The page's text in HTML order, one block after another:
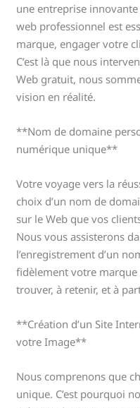
une entreprise
web professionnel est
marque, engager votre
C’est là que nous
Web gratuit, nous
vision en réalité.
**Nom de domaine
numérique unique**
Votre voyage vers la
choix d’un nom de
sur le Web que vos
Nous vous assisterons
l’enregistrement d’un
fidèlement votre
trouver, à retenir, et à
**Création d’un Site
votre Image**
Nous comprenons que
unique. C’est pourquoi